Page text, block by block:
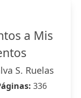
a Mis
S. Ruelas
336